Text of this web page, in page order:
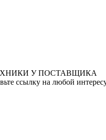
У ПОСТАВЩИКА
ссылку на любой